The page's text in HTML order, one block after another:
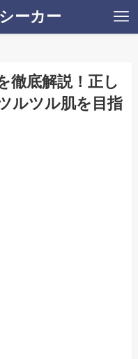
ーカー
徹底解説！正し
ルツル肌を目指